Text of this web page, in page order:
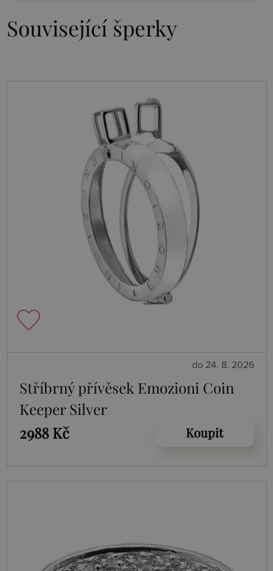
Související šperky
do 24. 8. 2026
Stříbrný přívěsek Emozioni Coin
Keeper Silver
2988 Kč
Koupit